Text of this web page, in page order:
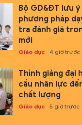
Bộ GD&ĐT lưu
phương pháp
tra đánh giá
mới
Giáo dục 4 giờ trước
Thỉnh giảng đại
cầu nhân lực
chất lượng
Giáo dục 5 giờ trước